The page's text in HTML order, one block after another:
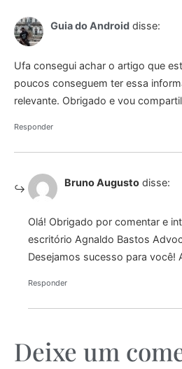
Guia do Android disse:
Ufa consegui achar o artigo que
poucos conseguem ter essa
relevante. Obrigado e vou
Responder
Bruno Augusto disse:
Olá! Obrigado por comentar e
escritório Agnaldo Bastos
Desejamos sucesso para você!
Responder
Deixe um